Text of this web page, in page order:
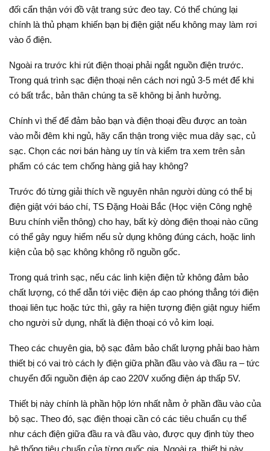
đối cẩn thận với đồ vật trang sức đeo tay. Có thể chúng lại
chính là thủ phạm khiến bạn bị điện giật nếu không may làm rơi
vào ổ điện.
Ngoài ra trước khi rút điện thoại phải ngắt nguồn điện trước.
Trong quá trình sạc điện thoại nên cách nơi ngủ 3-5 mét để khi
có bất trắc, bản thân chúng ta sẽ không bị ảnh hưởng.
Chính vì thế để đảm bảo bạn và điện thoại đều được an toàn
vào mỗi đêm khi ngủ, hãy cẩn thận trong việc mua dây sạc, củ
sạc. Chọn các nơi bán hàng uy tín và kiểm tra xem trên sản
phẩm có các tem chống hàng giả hay không?
Trước đó từng giải thích về nguyên nhân người dùng có thể bị
điện giật với báo chí, TS Đặng Hoài Bắc (Học viện Công nghệ
Bưu chính viễn thông) cho hay, bất kỳ dòng điện thoại nào cũng
có thể gây nguy hiểm nếu sử dụng không đúng cách, hoặc linh
kiện của bộ sạc không không rõ nguồn gốc.
Trong quá trình sạc, nếu các linh kiện điện tử không đảm bảo
chất lượng, có thể dẫn tới việc điện áp cao phóng thẳng tới điện
thoại liên tục hoặc tức thì, gây ra hiện tượng điện giật nguy hiểm
cho người sử dụng, nhất là điện thoại có vỏ kim loại.
Theo các chuyên gia, bộ sạc đảm bảo chất lượng phải bao hàm
thiết bị có vai trò cách ly điện giữa phần đầu vào và đầu ra – tức
chuyển đổi nguồn điện áp cao 220V xuống điện áp thấp 5V.
Thiết bị này chính là phần hộp lớn nhất nằm ở phần đầu vào của
bộ sạc. Theo đó, sạc điện thoại cần có các tiêu chuẩn cụ thể
như cách điện giữa đầu ra và đầu vào, được quy định tùy theo
hệ thống tiêu chuẩn của từng quốc gia. Ngoài ra, thiết bị này